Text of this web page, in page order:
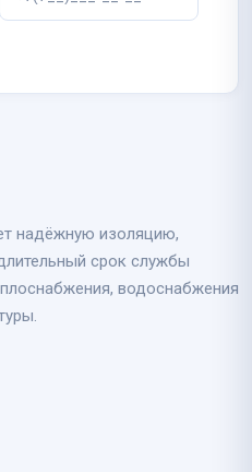
надёжную изоляцию,
срок службы
водоснабжения